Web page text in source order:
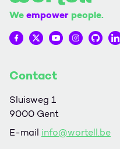
Weempower people.
Wortell op Facebook
Wortell op Twitter
Wortell op
Wortell
Contact
Sluisweg 1
9000 Gent
E-mail info@wortell.be